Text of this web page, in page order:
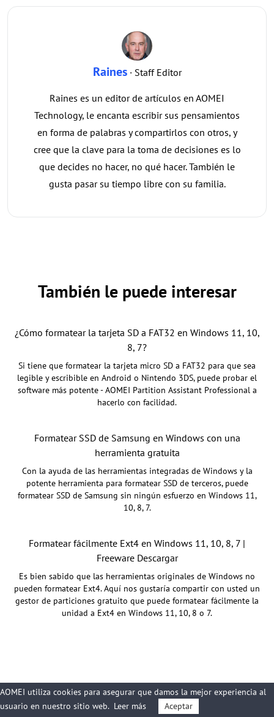
Raines· Staff Editor
Raines es un editor de artículos en AOMEI
Technology, le encanta escribir sus pensamientos
en forma de palabras y compartirlos con otros, y
cree que la clave para la toma de decisiones es lo
que decides no hacer, no qué hacer. También le
gusta pasar su tiempo libre con su familia.
También le puede interesar
¿Cómo formatear la tarjeta SD a FAT32 en Windows 11, 10,
8, 7?
Si tiene que formatear la tarjeta micro SD a FAT32 para que sea
legible y escribible en Android o Nintendo 3DS, puede probar el
software más potente - AOMEI Partition Assistant Professional a
hacerlo con facilidad.
Formatear SSD de Samsung en Windows con una
herramienta gratuita
Con la ayuda de las herramientas integradas de Windows y la
potente herramienta para formatear SSD de terceros, puede
formatear SSD de Samsung sin ningún esfuerzo en Windows 11,
10, 8, 7.
Formatear fácilmente Ext4 en Windows 11, 10, 8, 7 |
Freeware Descargar
Es bien sabido que las herramientas originales de Windows no
pueden formatear Ext4. Aquí nos gustaría compartir con usted un
gestor de particiones gratuito que puede formatear fácilmente la
unidad a Ext4 en Windows 11, 10, 8 o 7.
AOMEI utiliza cookies para asegurar que damos la mejor experiencia al
usuario en nuestro sitio web. Leer más Aceptar